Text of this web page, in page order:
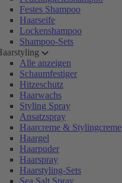
Festes Shampoo
Haarseife
Lockenshampoo
Shampoo-Sets
Alle anzeigen
Schaumfestiger
Hitzeschutz
Haarwachs
Styling Spray
Ansatzspray
Haarcreme & Stylingcreme
Haargel
Haarpuder
Haarspray
Haarstyling-Sets
Sea Salt Spray